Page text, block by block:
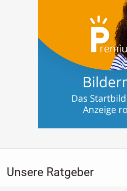
Unsere Ratgeber